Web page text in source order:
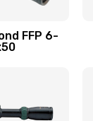
FFP 6-